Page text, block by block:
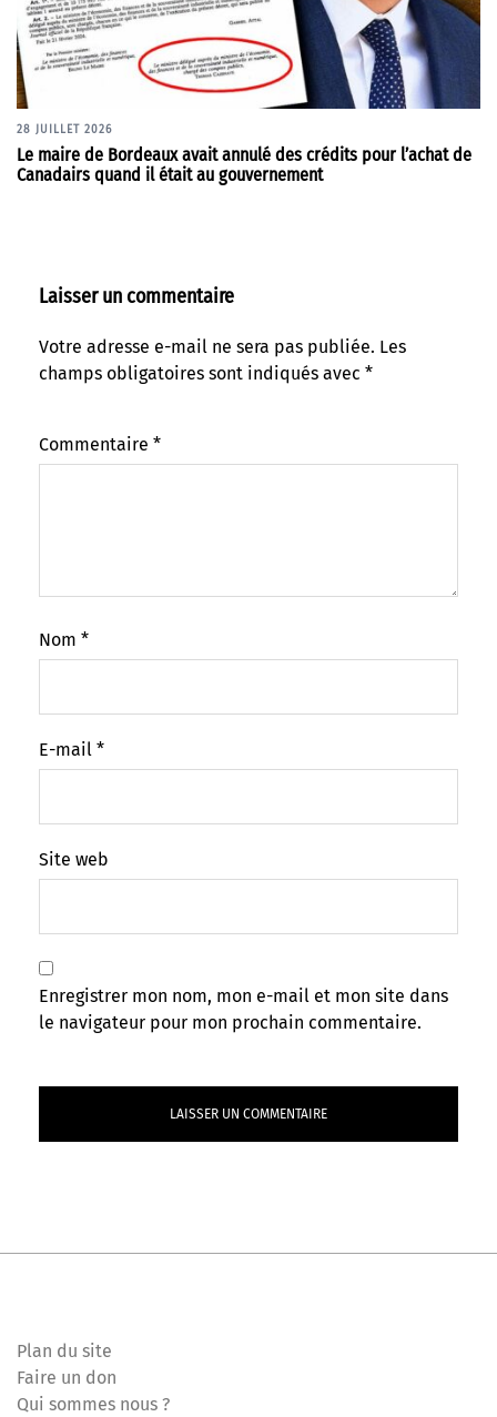
28 JUILLET 2026
Le maire de Bordeaux avait annulé des crédits pour l’achat de
Canadairs quand il était au gouvernement
Laisser un commentaire
Votre adresse e-mail ne sera pas publiée. Les
champs obligatoires sont indiqués avec *
Commentaire *
Nom *
E-mail *
Site web
Enregistrer mon nom, mon e-mail et mon site dans
le navigateur pour mon prochain commentaire.
Plan du site
Faire un don
Qui sommes nous ?